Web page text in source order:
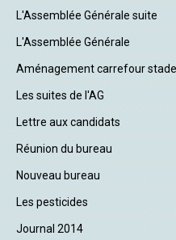
L'Assemblée Générale suite
L'Assemblée Générale
Aménagement carrefour stade
Les suites de l'AG
Lettre aux candidats
Réunion du bureau
Nouveau bureau
Les pesticides
Journal 2014